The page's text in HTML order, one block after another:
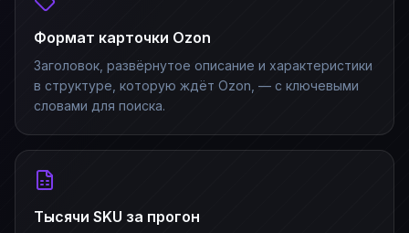
Формат карточки Ozon
Заголовок, развёрнутое описание и характеристики
в структуре, которую ждёт Ozon, — с ключевыми
словами для поиска.
Тысячи SKU за прогон